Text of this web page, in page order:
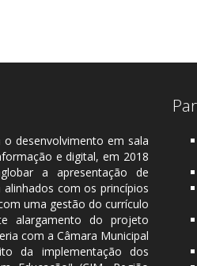
desenvolvimento em sala
e digital, em 2018
a apresentação de
com os princípios
uma gestão do currículo
alargamento do projeto
com a Câmara Municipal
da implementação dos